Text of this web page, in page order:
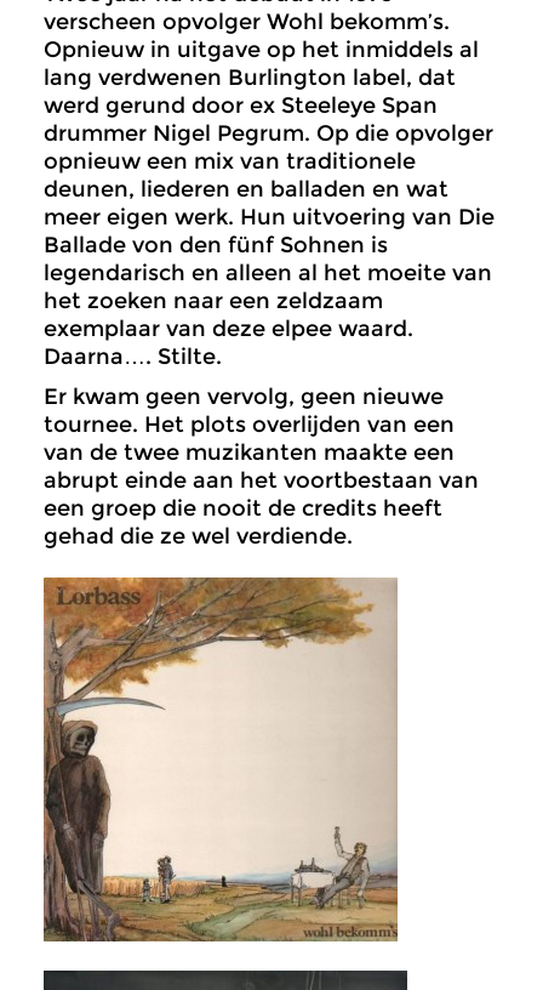
verscheen opvolger Wohl bekomm’s.
Opnieuw in uitgave op het inmiddels al
lang verdwenen Burlington label, dat
werd gerund door ex Steeleye Span
drummer Nigel Pegrum. Op die opvolger
opnieuw een mix van traditionele
deunen, liederen en balladen en wat
meer eigen werk. Hun uitvoering van Die
Ballade von den fünf Sohnen is
legendarisch en alleen al het moeite van
het zoeken naar een zeldzaam
exemplaar van deze elpee waard.
Daarna…. Stilte.
Er kwam geen vervolg, geen nieuwe
tournee. Het plots overlijden van een
van de twee muzikanten maakte een
abrupt einde aan het voortbestaan van
een groep die nooit de credits heeft
gehad die ze wel verdiende.